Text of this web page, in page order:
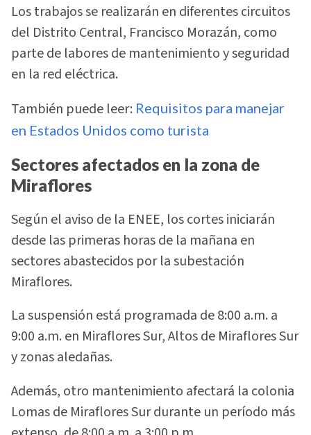
Los trabajos se realizarán en diferentes circuitos
del Distrito Central, Francisco Morazán, como
parte de labores de mantenimiento y seguridad
en la red eléctrica.
También puede leer: Requisitos para manejar
en Estados Unidos como turista
Sectores afectados en la zona de
Miraflores
Según el aviso de la ENEE, los cortes iniciarán
desde las primeras horas de la mañana en
sectores abastecidos por la subestación
Miraflores.
La suspensión está programada de 8:00 a.m. a
9:00 a.m. en Miraflores Sur, Altos de Miraflores Sur
y zonas aledañas.
Además, otro mantenimiento afectará la colonia
Lomas de Miraflores Sur durante un período más